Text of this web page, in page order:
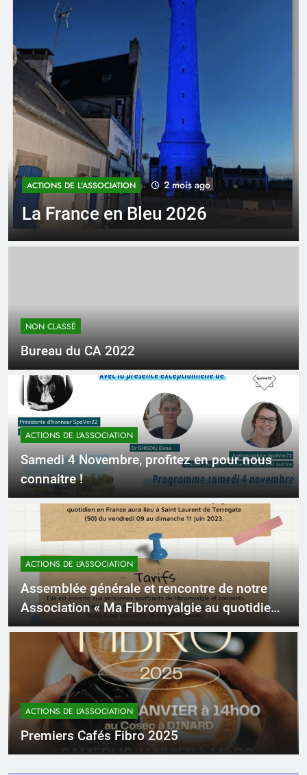
ACTIONS DE L'ASSOCIATION 2 mois ago
La France en Bleu 2026
NON CLASSÉ
Bureau du CA 2022
ACTIONS DE L'ASSOCIATION
Samedi 4 Novembre, profitez en pour nous
connaitre !
ACTIONS DE L'ASSOCIATION
Assemblée générale et rencontre de notre
Association « Ma Fibromyalgie au quotidien
en France »
ACTIONS DE L'ASSOCIATION
Premiers Cafés Fibro 2025